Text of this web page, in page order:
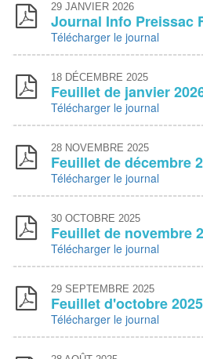
29 JANVIER 2026
Journal Info Preissac
Télécharger le journal
18 DÉCEMBRE 2025
Feuillet de janvier
Télécharger le journal
28 NOVEMBRE 2025
Feuillet de décembre
Télécharger le journal
30 OCTOBRE 2025
Feuillet de novembre
Télécharger le journal
29 SEPTEMBRE 2025
Feuillet d'octobre 2025
Télécharger le journal